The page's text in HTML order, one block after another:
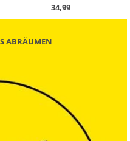
34,99
ABRÄUMEN